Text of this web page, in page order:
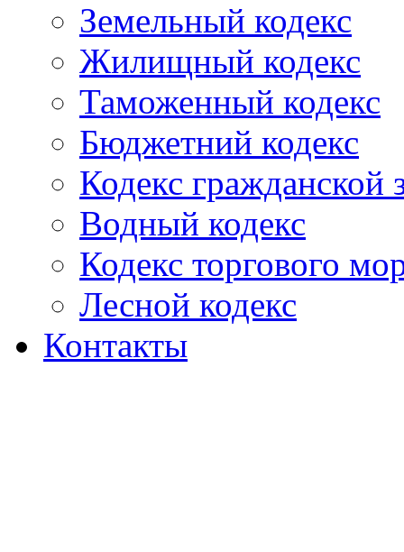
Земельный кодекс
Жилищный кодекс
Таможенный кодекс
Бюджетний кодекс
Кодекс гражданской
Водный кодекс
Кодекс торгового
Лесной кодекс
Контакты